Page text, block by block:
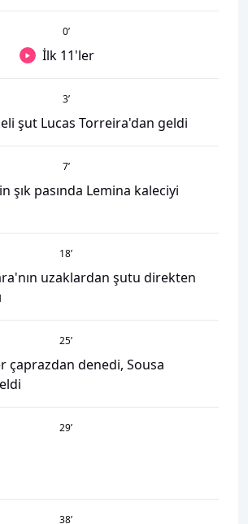
0’
İlk 11'ler
3’
şut Lucas Torreira'dan geldi
7’
şık pasında Lemina kaleciyi
18’
uzaklardan şutu direkten
25’
çaprazdan denedi, Sousa
29’
38’